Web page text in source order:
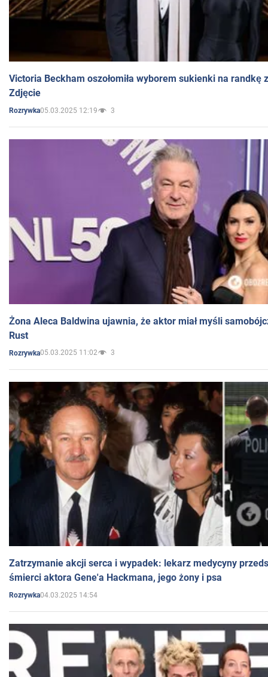
Victoria Beckham oszołomiła wyborem sukienki na randkę
Zdjęcie
Rozrywka05.03.2025 12:19 3
Żona Aleca Baldwina ujawnia, że aktor miał myśli
Rust
Rozrywka05.03.2025 11:02 3
Zatrzymanie akcji serca i wypadek: lekarz medycyny
śmierci aktora Gene'a Hackmana, jego żony i psa
Rozrywka04.03.2025 14:54